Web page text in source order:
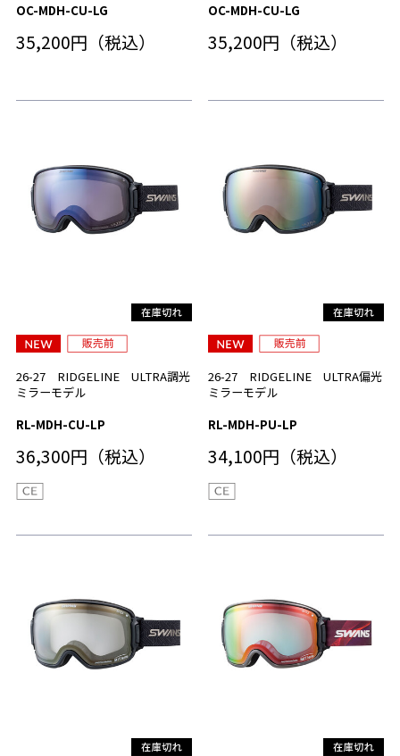
OC-MDH-CU-LG
35,200円（税込）
OC-MDH-CU-LG
35,200円（税込）
26-27 RIDGELINE ULTRA調光
ミラーモデル
RL-MDH-CU-LP
36,300円（税込）
26-27 RIDGELINE ULTRA偏光
ミラーモデル
RL-MDH-PU-LP
34,100円（税込）